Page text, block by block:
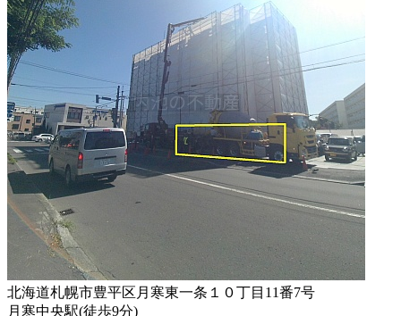
北海道札幌市豊平区月寒東一条１０丁目11番7号
月寒中央駅(徒歩9分)